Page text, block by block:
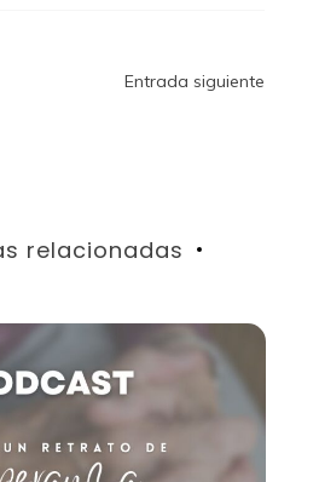
Entrada siguiente
relacionadas